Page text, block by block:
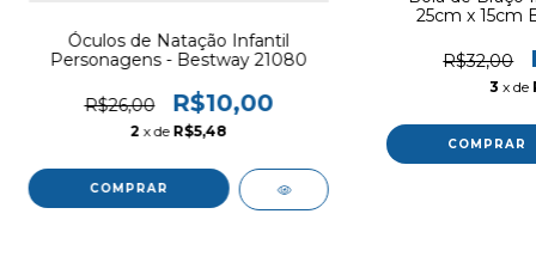
Óculos de Natação Infantil
Personagens - Bestway 21080
R$26,00 R$10,00
2 x de R$5,48
25cm x 15cm
R$32,00
3 x de